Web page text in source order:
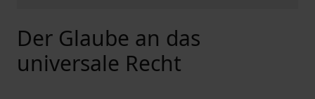
Der Glaube an das
universale Recht